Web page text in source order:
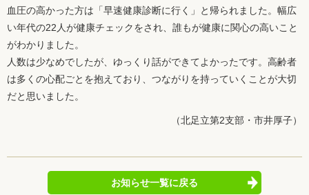
血圧の高かった方は「早速健康診断に行く」と帰られました。幅広
い年代の22人が健康チェックをされ、誰もが健康に関心の高いこと
がわかりました。
人数は少なめでしたが、ゆっくり話ができてよかったです。高齢者
は多くの心配ごとを抱えており、つながりを持っていくことが大切
だと思いました。
（北足立第2支部・市井厚子）
お知らせ一覧に戻る